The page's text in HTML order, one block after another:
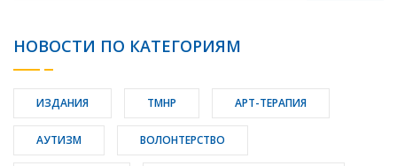
НОВОСТИ ПО КАТЕГОРИЯМ
ИЗДАНИЯ ТМНР АРТ-ТЕРАПИЯ
АУТИЗМ ВОЛОНТЕРСТВО